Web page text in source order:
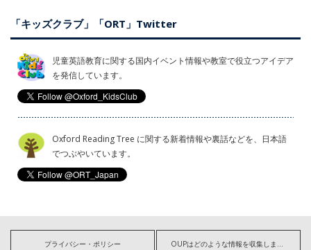
「キッズクラブ」「ORT」Twitter
児童英語教育に関する国内イベント情報や教室で役立つアイデア
を発信しています。
Oxford Reading Tree に関する新着情報や裏話などを、日本語
でつぶやいています。
プライバシー・ポリシー OUPはどのような情報を収集しますか?